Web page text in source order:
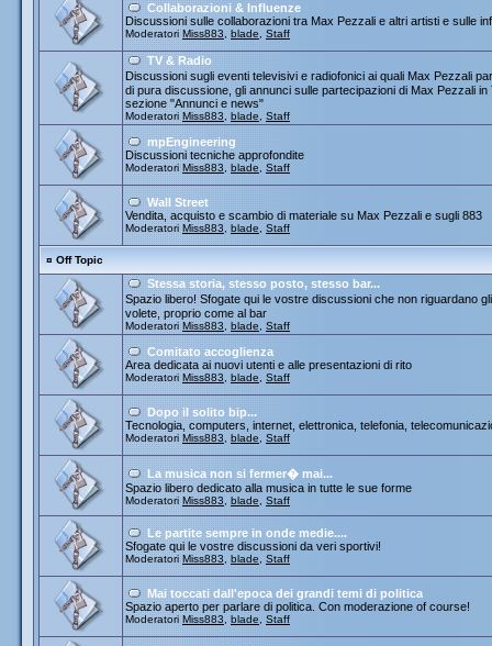
Collaborazioni & Influenze
Discussioni sulle collaborazioni tra Max Pezzali e altri artisti e sulle
Moderatori Miss883 blade Staff
TV & Radio
Discussioni sugli eventi televisivi e radiofonici ai quali Max Pezzali
di pura discussione, gli annunci sulle partecipazioni di Max Pezzali
sezione "Annunci e news"
Moderatori Miss883 blade Staff
mpEngineering
Discussioni tecniche approfondite
Moderatori Miss883 blade Staff
Wall Street
Vendita, acquisto e scambio di materiale su Max Pezzali e sugli 883
Moderatori Miss883 blade Staff
¤ Off Topic
Stessa storia, stesso posto, stesso bar...
Spazio libero! Sfogate qui le vostre discussioni che non riguardano
volete, proprio come al bar
Moderatori Miss883 blade Staff
Comitato accoglienza
Area dedicata ai nuovi utenti e alle presentazioni di rito
Moderatori Miss883 blade Staff
Dopo il solito bip...
Tecnologia, computers, internet, elettronica, telefonia,
Moderatori Miss883 blade Staff
La musica non si fermer� mai...
Spazio libero dedicato alla musica in tutte le sue forme
Moderatori Miss883 blade Staff
Le partite sempre in onde medie....
Sfogate qui le vostre discussioni da veri sportivi!
Moderatori Miss883 blade Staff
Mai toccati dall'epoca dei grandi temi di politica
Spazio aperto per parlare di politica. Con moderazione of course!
Moderatori Miss883 blade Staff